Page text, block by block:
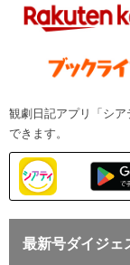
観劇日記アプリ「シ
できます。
最新号ダイジェ